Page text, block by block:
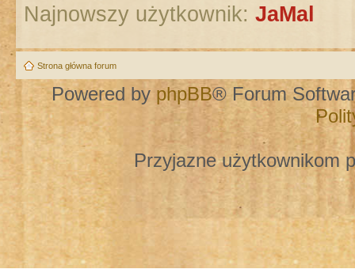
Najnowszy użytkownik: JaMal
Strona główna forum
Powered by phpBB® Forum
Przyjazne użytkownikom